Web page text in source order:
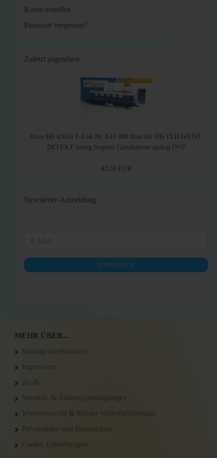
Konto erstellen
Passwort vergessen?
Zuletzt angesehen
Roco H0 43636 E-Lok Br. E41 004 blau der DB TEILWEISE
DEFEKT wenig bespielt Gleichstrom analog OVP
42,50 EUR
Newsletter-Anmeldung
NEWSLETTER-
ANMELDUNG
ANMELDEN
MEHR ÜBER...
Sitzung unterbrochen
Impressum
AGB
Versand- & Zahlungsbedingungen
Widerrufsrecht & Muster-Widerrufsformular
Privatsphäre und Datenschutz
Cookie Einstellungen